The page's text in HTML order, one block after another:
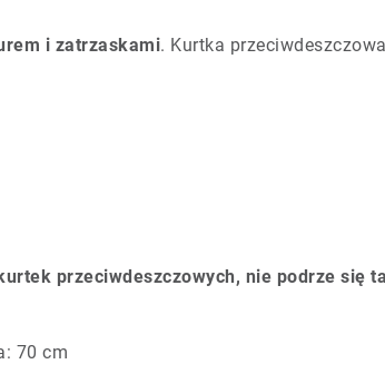
i zatrzaskami. Kurtka
przeciwdeszczowych, nie podrze się
70 cm